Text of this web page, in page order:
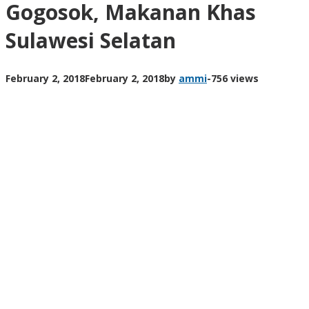
Gogosok, Makanan Khas
Sulawesi Selatan
February 2, 2018February 2, 2018by ammi-756 views